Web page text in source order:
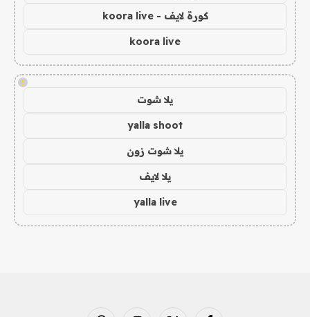
كورة لايف - koora live
koora live
!
يلا شوت
yalla shoot
يلا شوت زون
يلا لايف
yalla live